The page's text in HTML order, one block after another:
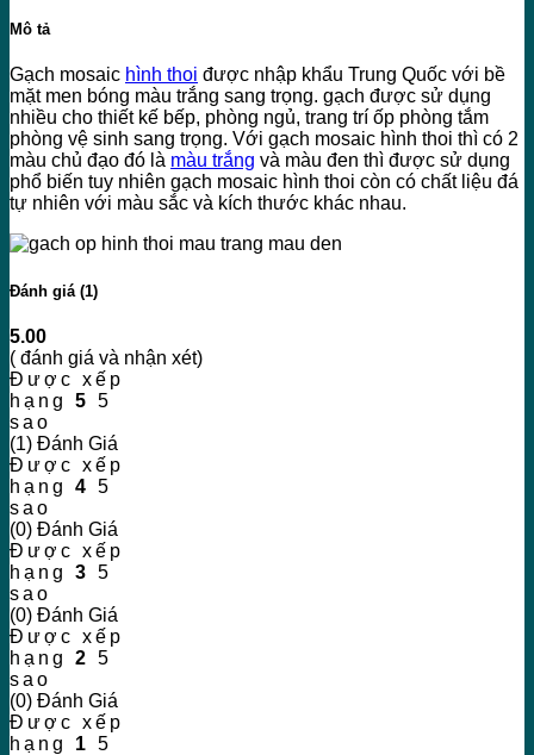
Mô tả
Gạch mosaic hình thoi được nhập khẩu Trung Quốc với bề
mặt men bóng màu trắng sang trọng. gạch được sử dụng
nhiều cho thiết kế bếp, phòng ngủ, trang trí ốp phòng tắm
phòng vệ sinh sang trọng. Với gạch mosaic hình thoi thì có 2
màu chủ đạo đó là màu trắng và màu đen thì được sử dụng
phổ biến tuy nhiên gạch mosaic hình thoi còn có chất liệu đá
tự nhiên với màu sắc và kích thước khác nhau.
Đánh giá (1)
5.00
( đánh giá và nhận xét)
Được xếp
hạng 5 5
sao
(1) Đánh Giá
Được xếp
hạng 4 5
sao
(0) Đánh Giá
Được xếp
hạng 3 5
sao
(0) Đánh Giá
Được xếp
hạng 2 5
sao
(0) Đánh Giá
Được xếp
hạng 1 5